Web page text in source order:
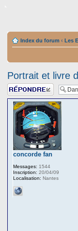
Index du forum ‹ Les
Portrait et livre
Répondre
concorde fan
Messages: 1544
Inscription: 20/04/09
Localisation: Nantes